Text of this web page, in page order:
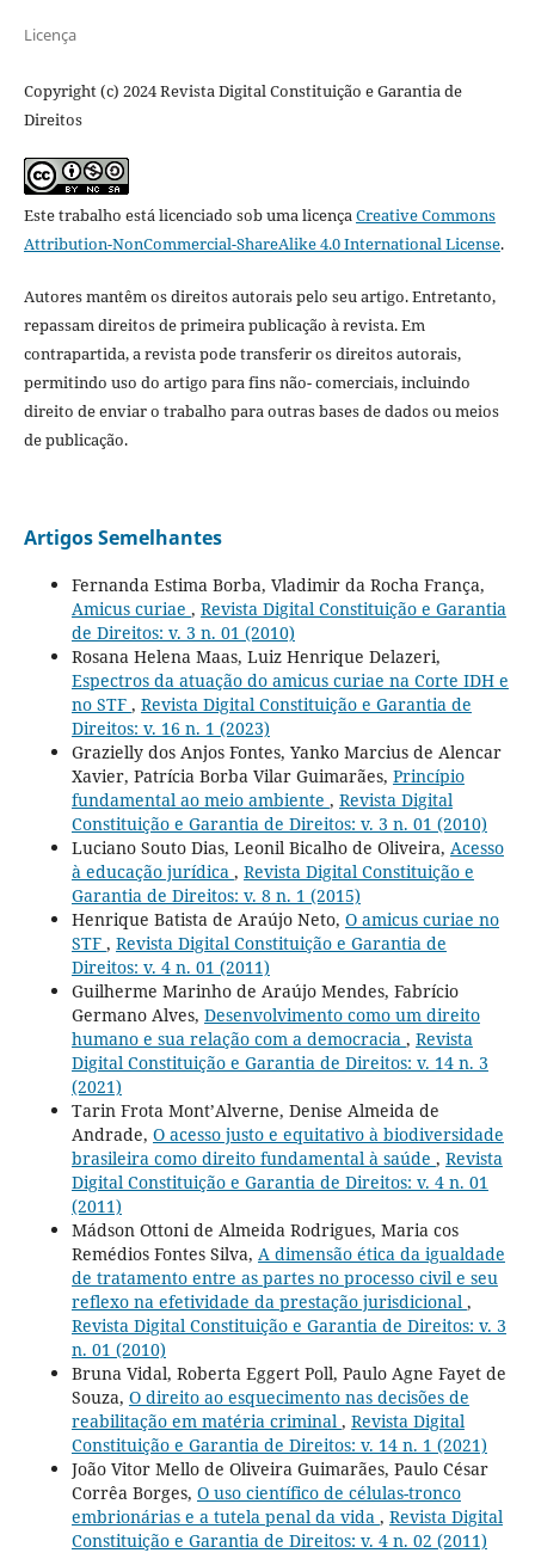
Licença
Copyright (c) 2024 Revista Digital Constituição e Garantia de
Direitos
Este trabalho está licenciado sob uma licençaCreative Commons
Attribution-NonCommercial-ShareAlike 4.0 International License.
Autores mantêm os direitos autorais pelo seu artigo. Entretanto,
repassam direitos de primeira publicação à revista. Em
contrapartida, a revista pode transferir os direitos autorais,
permitindo uso do artigo para fins não- comerciais, incluindo
direito de enviar o trabalho para outras bases de dados ou meios
de publicação.
Artigos Semelhantes
Fernanda Estima Borba, Vladimir da Rocha França,
Amicus curiae , Revista Digital Constituição e Garantia
de Direitos: v. 3 n. 01 (2010)
Rosana Helena Maas, Luiz Henrique Delazeri,
Espectros da atuação do amicus curiae na Corte IDH e
no STF , Revista Digital Constituição e Garantia de
Direitos: v. 16 n. 1 (2023)
Grazielly dos Anjos Fontes, Yanko Marcius de Alencar
Xavier, Patrícia Borba Vilar Guimarães, Princípio
fundamental ao meio ambiente , Revista Digital
Constituição e Garantia de Direitos: v. 3 n. 01 (2010)
Luciano Souto Dias, Leonil Bicalho de Oliveira, Acesso
à educação jurídica , Revista Digital Constituição e
Garantia de Direitos: v. 8 n. 1 (2015)
Henrique Batista de Araújo Neto, O amicus curiae no
STF , Revista Digital Constituição e Garantia de
Direitos: v. 4 n. 01 (2011)
Guilherme Marinho de Araújo Mendes, Fabrício
Germano Alves, Desenvolvimento como um direito
humano e sua relação com a democracia , Revista
Digital Constituição e Garantia de Direitos: v. 14 n. 3
(2021)
Tarin Frota Mont’Alverne, Denise Almeida de
Andrade, O acesso justo e equitativo à biodiversidade
brasileira como direito fundamental à saúde , Revista
Digital Constituição e Garantia de Direitos: v. 4 n. 01
(2011)
Mádson Ottoni de Almeida Rodrigues, Maria cos
Remédios Fontes Silva, A dimensão ética da igualdade
de tratamento entre as partes no processo civil e seu
reflexo na efetividade da prestação jurisdicional ,
Revista Digital Constituição e Garantia de Direitos: v. 3
n. 01 (2010)
Bruna Vidal, Roberta Eggert Poll, Paulo Agne Fayet de
Souza, O direito ao esquecimento nas decisões de
reabilitação em matéria criminal , Revista Digital
Constituição e Garantia de Direitos: v. 14 n. 1 (2021)
João Vitor Mello de Oliveira Guimarães, Paulo César
Corrêa Borges, O uso científico de células-tronco
embrionárias e a tutela penal da vida , Revista Digital
Constituição e Garantia de Direitos: v. 4 n. 02 (2011)